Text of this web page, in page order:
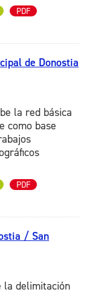
PDF
de Donostia
la red básica
como base
PDF
/ San
la delimitación